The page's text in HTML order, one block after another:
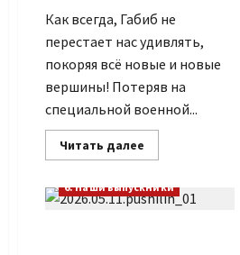
Как всегда, Габиб не
перестает нас удивлять,
покоряя всё новые и новые
вершины! Потеряв на
специальной военной...
Читать далее
больше
снова
удивляет
6. Наши выпускники